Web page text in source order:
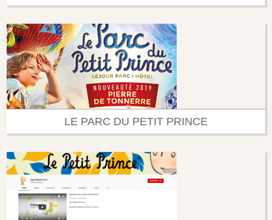
LE PARC DU PETIT PRINCE